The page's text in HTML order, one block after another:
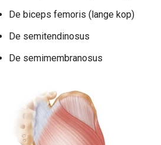
De biceps femoris (lange kop)
De semitendinosus
De semimembranosus